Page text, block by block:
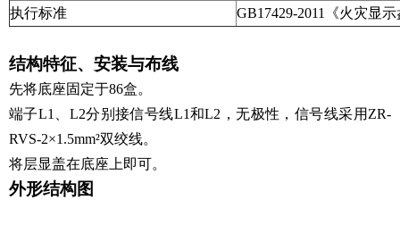
执行标准
GB17429-2011《火灾显
结构特征、安装与布线
先将底座固定于86盒。
端子L1、L2分别接信号线L1和L2，无极性，信号线采用ZR-
RVS-2×1.5mm²双绞线。
将层显盖在底座上即可。
外形结构图